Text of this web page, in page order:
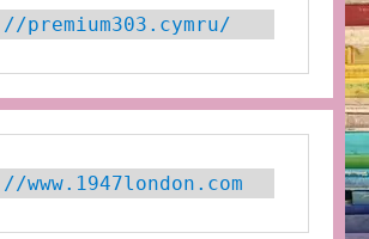
premium303.cymru/
www.1947london.com